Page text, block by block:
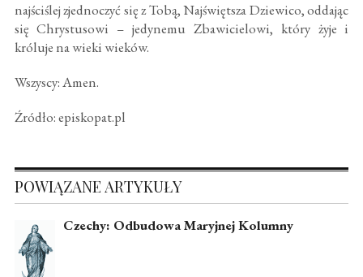
najściślej zjednoczyć się z Tobą, Najświętsza Dziewico, oddając
się Chrystusowi – jedynemu Zbawicielowi, który żyje i
króluje na wieki wieków.
Wszyscy: Amen.
Źródło: episkopat.pl
POWIĄZANE ARTYKUŁY
Czechy: Odbudowa Maryjnej Kolumny